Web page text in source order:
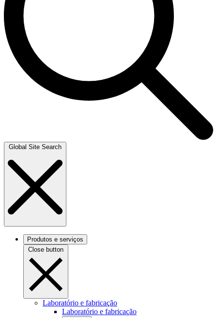
Global Site Search
Produtos e serviços
Close button
Laboratório e fabricação
Laboratório e fabricação